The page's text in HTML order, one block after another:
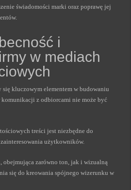
świadomości marki oraz poprawę jej
i
w mediach
się kluczowym elementem w budowaniu
z odbiorcami nie może być
treści jest niezbędne do
użytkowników.
obejmująca zarówno ton, jak i wizualną
się do kreowania spójnego wizerunku w